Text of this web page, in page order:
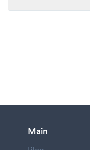
Main